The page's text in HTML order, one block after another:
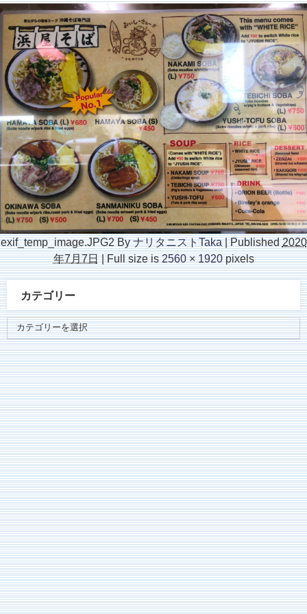
exif_temp_image.JPG2 By ナリタニストTaka | Published 2020
年7月7日 |Full size is2560 × 1920pixels
カテゴリー